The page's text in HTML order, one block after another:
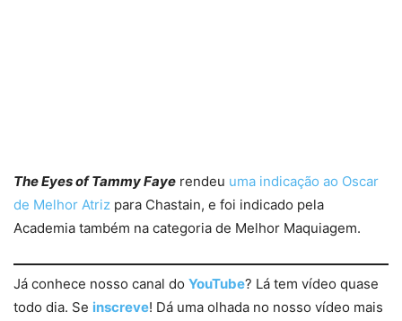
The Eyes of Tammy Faye rendeu uma indicação ao Oscar
de Melhor Atriz para Chastain, e foi indicado pela
Academia também na categoria de Melhor Maquiagem.
Já conhece nosso canal do YouTube? Lá tem vídeo quase
todo dia. Se inscreve! Dá uma olhada no nosso vídeo mais